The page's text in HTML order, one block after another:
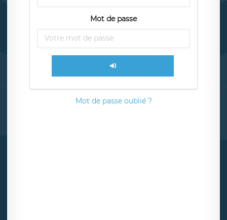
Mot de passe
Mot de passe oublié ?